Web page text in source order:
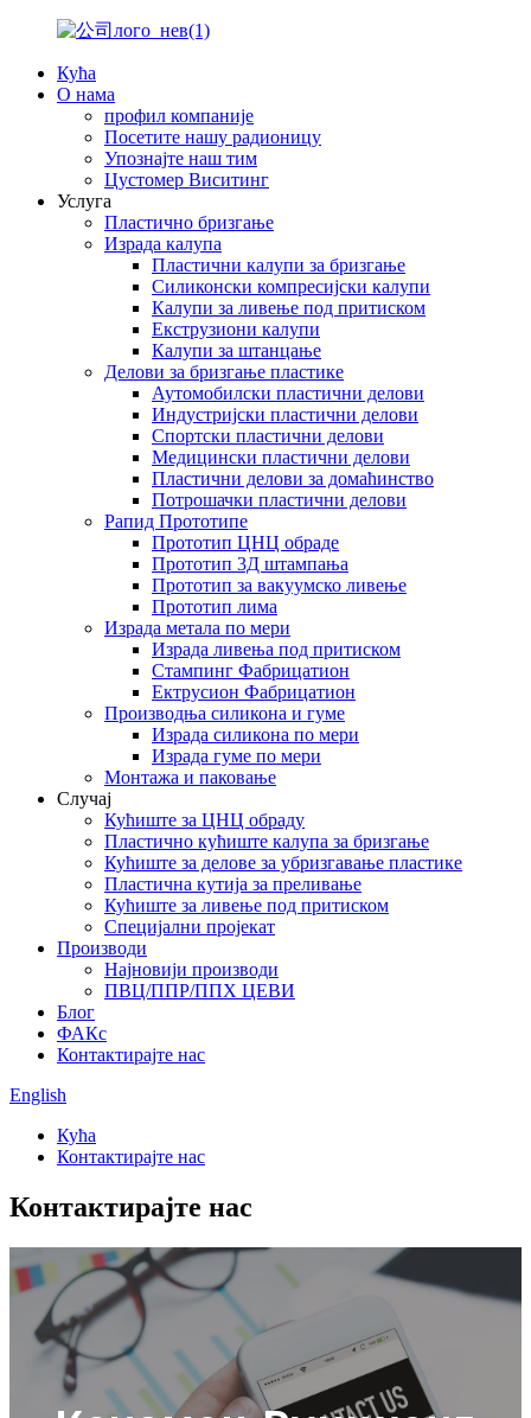
Кућа
О нама
профил компаније
Посетите нашу радионицу
Упознајте наш тим
Цустомер Виситинг
Услуга
Пластично бризгање
Израда калупа
Пластични калупи за бризгање
Силиконски компресијски калупи
Калупи за ливење под притиском
Екструзиони калупи
Калупи за штанцање
Делови за бризгање пластике
Аутомобилски пластични делови
Индустријски пластични делови
Спортски пластични делови
Медицински пластични делови
Пластични делови за домаћинство
Потрошачки пластични делови
Рапид Прототипе
Прототип ЦНЦ обраде
Прототип 3Д штампања
Прототип за вакуумско ливење
Прототип лима
Израда метала по мери
Израда ливења под притиском
Стампинг Фабрицатион
Ектрусион Фабрицатион
Производња силикона и гуме
Израда силикона по мери
Израда гуме по мери
Монтажа и паковање
Случај
Кућиште за ЦНЦ обраду
Пластично кућиште калупа за бризгање
Кућиште за делове за убризгавање пластике
Пластична кутија за преливање
Кућиште за ливење под притиском
Специјални пројекат
Производи
Најновији производи
ПВЦ/ППР/ППХ ЦЕВИ
Блог
ФАКс
Контактирајте нас
English
Кућа
Контактирајте нас
Контактирајте нас